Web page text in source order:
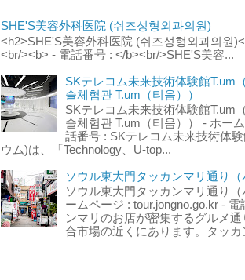
SHE'S美容外科医院 (쉬즈성형외과의원)
<h2>SHE'S美容外科医院 (쉬즈성형외과의원
<br/><b> - 電話番号 : </b><br/>SHE'S美容...
SKテレコム未来技術体験館T.um
술체험관 T.um（티움））
SKテレコム未来技術体験館T.um
술체험관 T.um（티움）） - ホー
話番号 : SKテレコム未来技術体
ウム)は、「Technology、U-top...
ソウル東大門タッカンマリ通り
ソウル東大門タッカンマリ通り
ームページ : tour.jongno.go.kr -
ンマリのお店が密集するグルメ
合市場の近くにあります。タッ